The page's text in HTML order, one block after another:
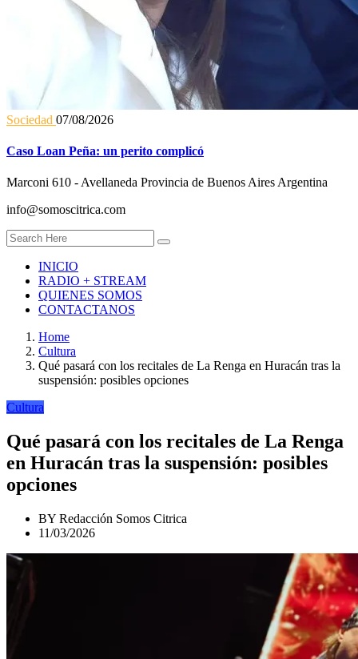
Sociedad 07/08/2026
Caso Loan Peña: un perito complicó
Marconi 610 - Avellaneda Provincia de Buenos Aires Argentina
info@somoscitrica.com
INICIO
RADIO + STREAM
QUIENES SOMOS
CONTACTANOS
Home
Cultura
Qué pasará con los recitales de La Renga en Huracán tras la
suspensión: posibles opciones
Cultura
Qué pasará con los recitales de La Renga
en Huracán tras la suspensión: posibles
opciones
BY Redacción Somos Citrica
11/03/2026